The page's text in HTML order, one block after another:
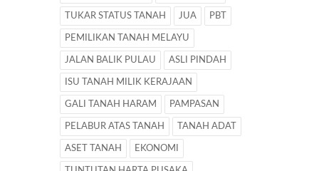
TUKAR STATUS TANAH JUA PBT
PEMILIKAN TANAH MELAYU
JALAN BALIK PULAU ASLI PINDAH
ISU TANAH MILIK KERAJAAN
GALI TANAH HARAM PAMPASAN
PELABUR ATAS TANAH TANAH ADAT
ASET TANAH EKONOMI